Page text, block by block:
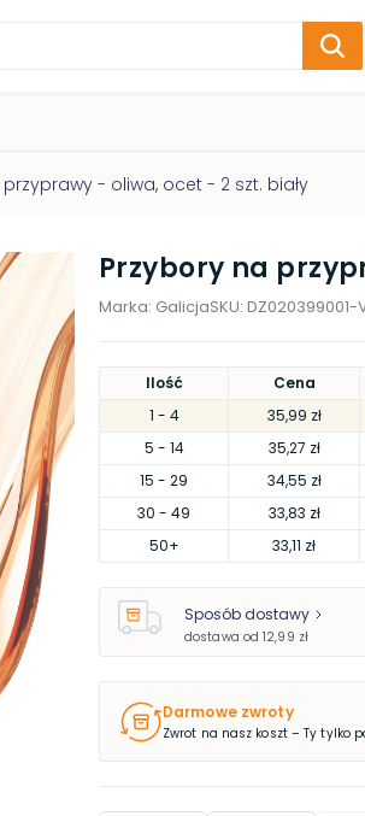
- oliwa, ocet - 2 szt. biały
Przybory na
Marka: GalicjaSKU: DZ020399001-
Ilość Cena
1 - 4 35,99 zł
5 - 14 35,27 zł
15 - 29 34,55 zł
30 - 49 33,83 zł
50+ 33,11 zł
Sposób dostawy
dostawa od 12,99 zł
Darmowe zwroty
Zwrot na nasz koszt – Ty tylko